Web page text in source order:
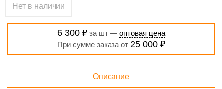
Нет в наличии
6 300 ₽за шт — оптовая цена
При сумме заказа от 25 000 ₽
Описание